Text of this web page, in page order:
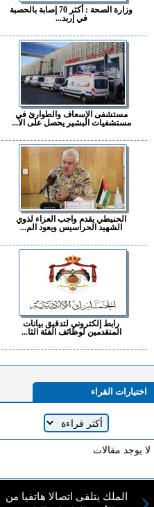
وزارة الصحة : أكثر 70 إصابة بالحصبة
في إربد...
مستشفى الإسعاف والطوارئ في
مستشفيات البشير يحصل على الا...
الحنيطي يقدم واجب العزاء لذوي
الشهيد الحراسيس ويعود الم...
رابط إلكتروني لتدقيق بيانات
المتقدمين لوظائف الفئة الثا...
اختيارات القراء
لا يوجد مقالات
الملك يتلقى اتصالا هاتفيا من
لا مانع من الإقتباس وإعادة النشر شريط